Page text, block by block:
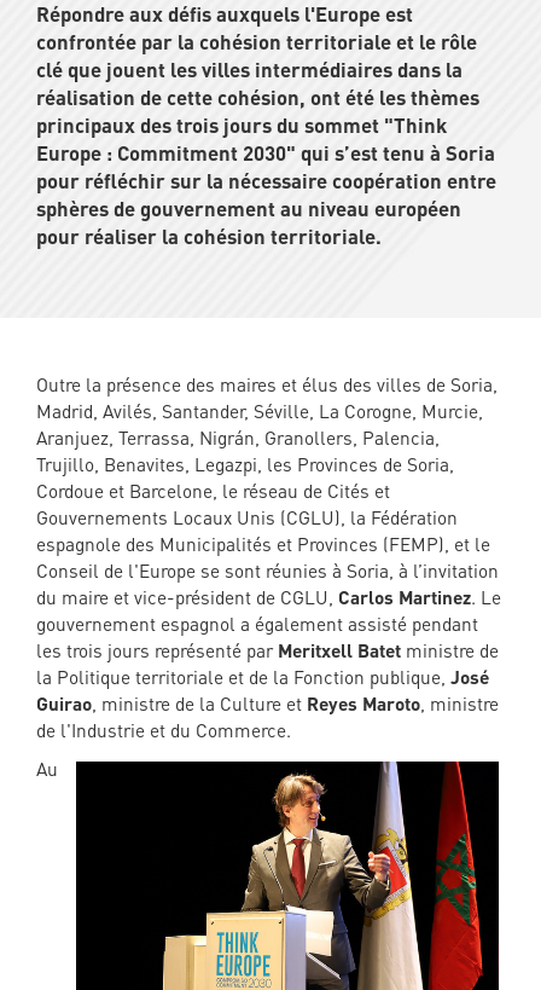
Répondre aux défis auxquels l'Europe est
confrontée par la cohésion territoriale et le rôle
clé que jouent les villes intermédiaires dans la
réalisation de cette cohésion, ont été les thèmes
principaux des trois jours du sommet "Think
Europe : Commitment 2030" qui s’est tenu à Soria
pour réfléchir sur la nécessaire coopération entre
sphères de gouvernement au niveau européen
pour réaliser la cohésion territoriale.
Outre la présence des maires et élus des villes de Soria,
Madrid, Avilés, Santander, Séville, La Corogne, Murcie,
Aranjuez, Terrassa, Nigrán, Granollers, Palencia,
Trujillo, Benavites, Legazpi, les Provinces de Soria,
Cordoue et Barcelone, le réseau de Cités et
Gouvernements Locaux Unis (CGLU), la Fédération
espagnole des Municipalités et Provinces (FEMP), et le
Conseil de l'Europe se sont réunies à Soria, à l’invitation
du maire et vice-président de CGLU, Carlos Martinez. Le
gouvernement espagnol a également assisté pendant
les trois jours représenté par Meritxell Batet ministre de
la Politique territoriale et de la Fonction publique, José
Guirao, ministre de la Culture et Reyes Maroto, ministre
de l'Industrie et du Commerce.
Au